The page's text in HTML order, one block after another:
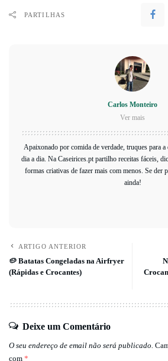
PARTILHAS
Carlos Monteiro
Ver mais
Apaixonado por comida de verdade, truques para a
dia a dia. Na Caseirices.pt partilho receitas fáceis,
formas criativas de fazer mais com menos. Se der
ainda!
ARTIGO ANTERIOR
🥔 Batatas Congeladas na Airfryer
(Rápidas e Crocantes)
Deixe um Comentário
O seu endereço de email não será publicado.
com *